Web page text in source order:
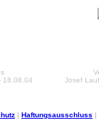
18.08.04
Josef
| Haftungsausschluss |